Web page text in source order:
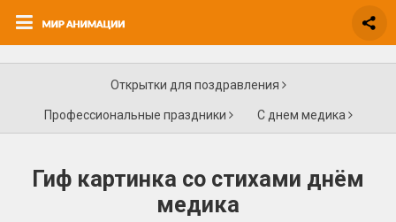
Открытки для поздравления
Профессиональные праздники С днем медика
Гиф картинка со стихами днём
медика